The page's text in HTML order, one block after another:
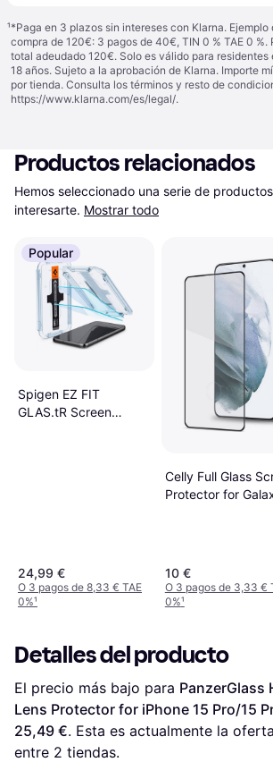
¹*Paga en 3 plazos sin intereses con Klarna. Ejemplo
compra de 120€: 3 pagos de 40€, TIN 0 % TAE 0 %.
total adeudado 120€. Solo es válido para residentes
18 años. Sujeto a la aprobación de Klarna. Importe
por tienda. Consulta los términos y resto de
https://www.klarna.com/es/legal/.
Productos relacionados
Hemos seleccionado una serie de
interesarte. Mostrar todo
Popular
Spigen EZ FIT
GLAS.tR Screen
24,99 €
O 3 pagos de 8,33 € TAE
0%¹
Celly Full Glass
Protector for
10 €
O 3 pagos de 3,33 €
0%¹
Detalles del producto
El precio más bajo para PanzerGlass
Lens Protector for iPhone 15 Pro/15
25,49 €. Esta es actualmente la
entre 2 tiendas.